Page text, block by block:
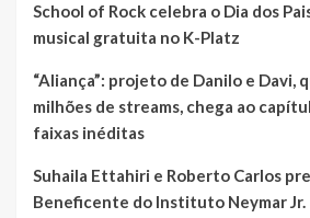
School of Rock celebra o Dia dos
musical gratuita no K-Platz
“Aliança”: projeto de Danilo e Davi,
milhões de streams, chega ao
faixas inéditas
Suhaila Ettahiri e Roberto Carlos
Beneficente do Instituto Neymar Jr.